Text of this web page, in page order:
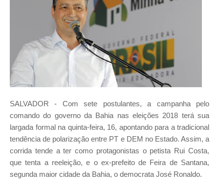
SALVADOR - Com sete postulantes, a campanha pelo
comando do governo da Bahia nas eleições 2018 terá sua
largada formal na quinta-feira, 16, apontando para a tradicional
tendência de polarização entre PT e DEM no Estado. Assim, a
corrida tende a ter como protagonistas o petista Rui Costa,
que tenta a reeleição, e o ex-prefeito de Feira de Santana,
segunda maior cidade da Bahia, o democrata José Ronaldo.